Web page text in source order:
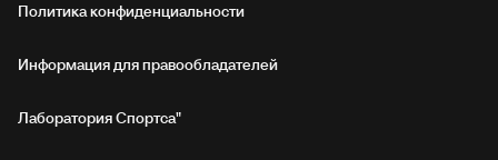
Политика конфиденциальности
Информация для правообладателей
Лаборатория Спортса"